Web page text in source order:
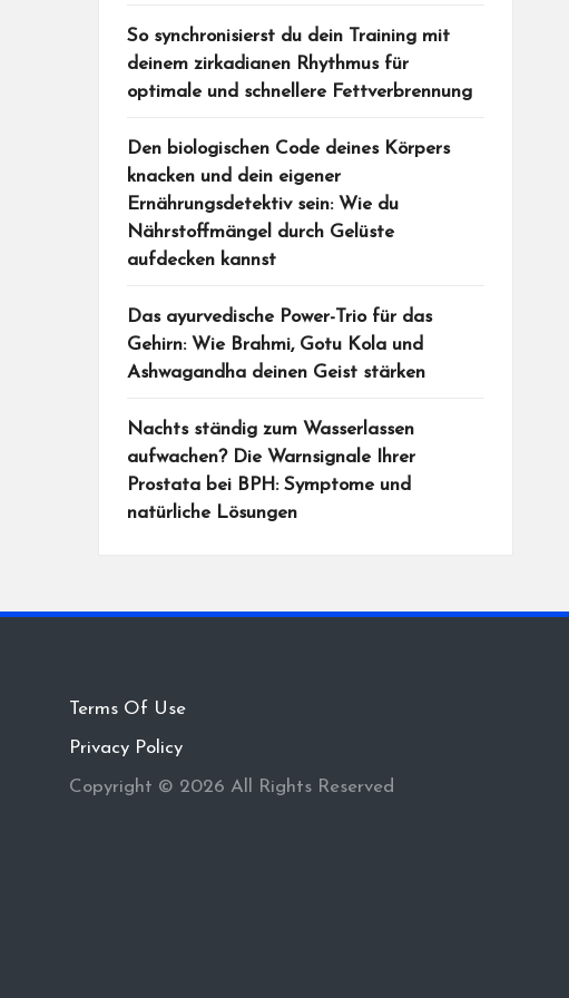
So synchronisierst du dein Training mit
deinem zirkadianen Rhythmus für
optimale und schnellere Fettverbrennung
Den biologischen Code deines Körpers
knacken und dein eigener
Ernährungsdetektiv sein: Wie du
Nährstoffmängel durch Gelüste
aufdecken kannst
Das ayurvedische Power-Trio für das
Gehirn: Wie Brahmi, Gotu Kola und
Ashwagandha deinen Geist stärken
Nachts ständig zum Wasserlassen
aufwachen? Die Warnsignale Ihrer
Prostata bei BPH: Symptome und
natürliche Lösungen
Terms Of Use
Privacy Policy
Copyright © 2026 All Rights Reserved